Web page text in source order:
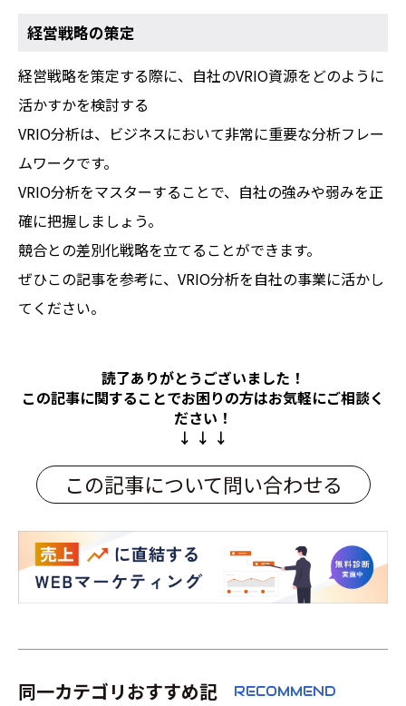
経営戦略の策定
経営戦略を策定する際に、自社のVRIO資源をどのように
活かすかを検討する
VRIO分析は、ビジネスにおいて非常に重要な分析フレー
ムワークです。
VRIO分析をマスターすることで、自社の強みや弱みを正
確に把握しましょう。
競合との差別化戦略を立てることができます。
ぜひこの記事を参考に、VRIO分析を自社の事業に活かし
てください。
読了ありがとうございました！
この記事に関することでお困りの方はお気軽にご相談く
ださい！
↓ ↓ ↓
この記事について問い合わせる
同一カテゴリおすすめ記 RECOMMEND